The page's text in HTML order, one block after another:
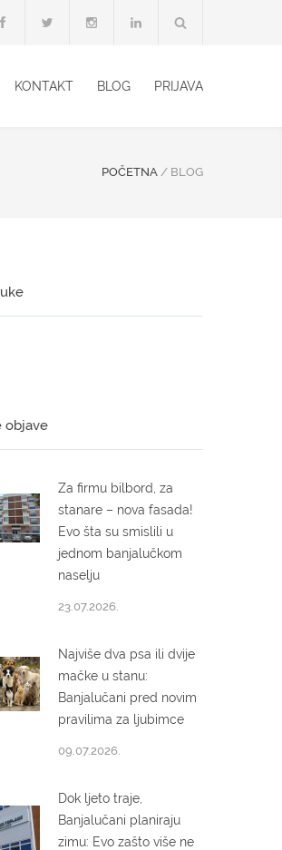
KONTAKT BLOG PRIJAVA
POČETNA / BLOG
objave
Za firmu bilbord, za
stanare – nova fasada!
Evo šta su smislili u
jednom banjalučkom
naselju
23.07.2026.
Najviše dva psa ili dvije
mačke u stanu:
Banjalučani pred novim
pravilima za ljubimce
09.07.2026.
Dok ljeto traje,
Banjalučani planiraju
zimu: Evo zašto više ne